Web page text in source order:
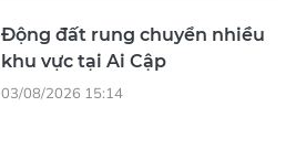
Động đất rung chuyển nhiều
khu vực tại Ai Cập
03/08/2026 15:14